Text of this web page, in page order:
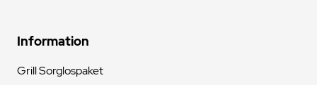
Information
Grill Sorglospaket